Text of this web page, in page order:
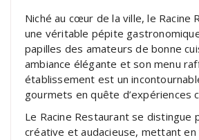
Niché au cœur de la ville, le Racine
une véritable pépite
papilles des amateurs de bonne
ambiance élégante et son menu
établissement est un
gourmets en quête d’expériences
Le Racine Restaurant se distingue
créative et audacieuse, mettant en